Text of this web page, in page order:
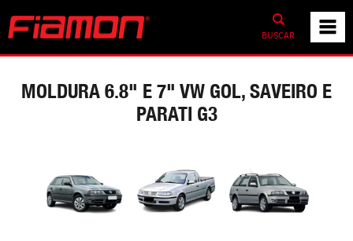
BUSCAR
MOLDURA 6.8" E 7" VW GOL, SAVEIRO E
PARATI G3